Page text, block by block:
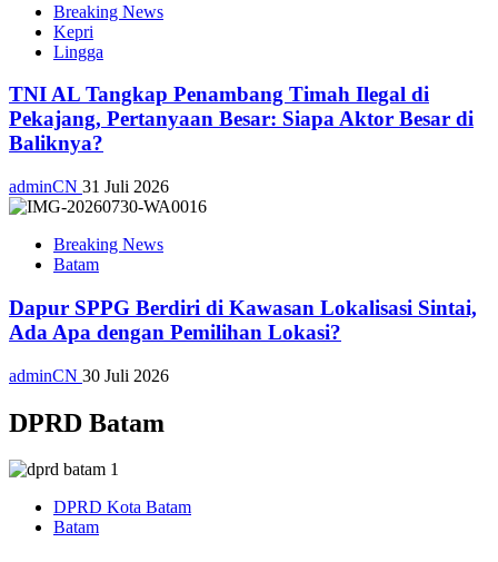
Breaking News
Kepri
Lingga
TNI AL Tangkap Penambang Timah Ilegal di
Pekajang, Pertanyaan Besar: Siapa Aktor Besar di
Baliknya?
adminCN 31 Juli 2026
Breaking News
Batam
Dapur SPPG Berdiri di Kawasan Lokalisasi Sintai,
Ada Apa dengan Pemilihan Lokasi?
adminCN 30 Juli 2026
DPRD Batam
DPRD Kota Batam
Batam